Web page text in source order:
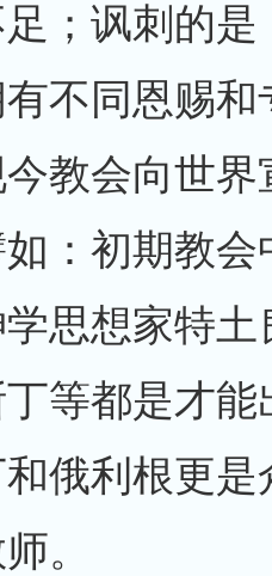
；讽刺的是
不同恩赐和
教会向世界
：初期教会
思想家特土
等都是才
俄利根更是
。